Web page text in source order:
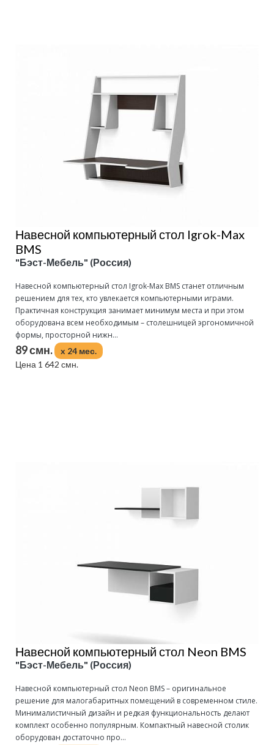
Навесной компьютерный стол Igrok-Max
BMS
"Бэст-Мебель" (Россия)
Навесной компьютерный стол Igrok-Max BMS станет отличным
решением для тех, кто увлекается компьютерными играми.
Практичная конструкция занимает минимум места и при этом
оборудована всем необходимым – столешницей эргономичной
формы, просторной нижн...
89 смн.
x 24 мес.
Цена 1 642 смн.
Навесной компьютерный стол Neon BMS
"Бэст-Мебель" (Россия)
Навесной компьютерный стол Neon BMS – оригинальное
решение для малогабаритных помещений в современном стиле.
Минималистичный дизайн и редкая функциональность делают
комплект особенно популярным. Компактный навесной столик
оборудован достаточно про...